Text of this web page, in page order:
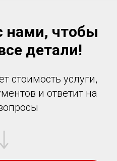
нами, чтобы
детали!
стоимость услуги,
и ответит на